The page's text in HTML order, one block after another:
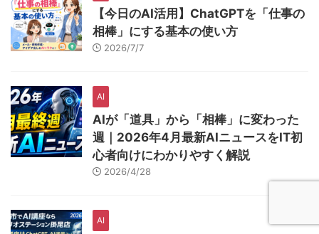
【今日のAI活用】ChatGPTを「仕事の
相棒」にする基本の使い方
2026/7/7
AI
AIが「道具」から「相棒」に変わった
週｜2026年4月最新AIニュースをIT初
心者向けにわかりやすく解説
2026/4/28
AI